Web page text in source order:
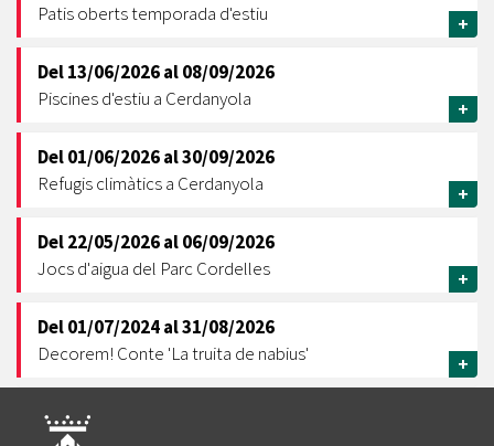
Patis oberts temporada d'estiu
+
Del13/06/2026al08/09/2026
Piscines d'estiu a Cerdanyola
+
Del01/06/2026al30/09/2026
Refugis climàtics a Cerdanyola
+
Del22/05/2026al06/09/2026
Jocs d'aigua del Parc Cordelles
+
Del01/07/2024al31/08/2026
Decorem! Conte 'La truita de nabius'
+